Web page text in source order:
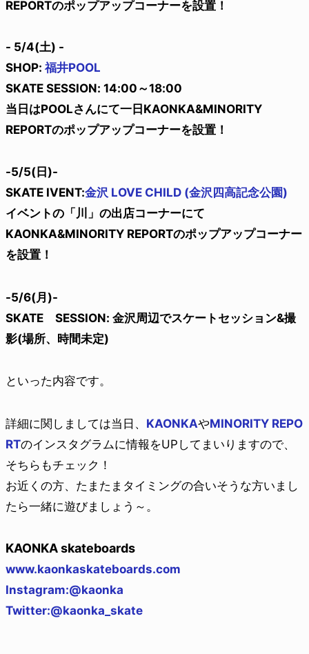
REPORTのポップアップコーナーを設置！
- 5/4(土) -
SHOP: 福井POOL
SKATE SESSION: 14:00～18:00
当日はPOOLさんにて一日KAONKA&MINORITY
REPORTのポップアップコーナーを設置！
-5/5(日)-
SKATE IVENT:金沢 LOVE CHILD (金沢四高記念公園)
イベントの「川」の出店コーナーにて
KAONKA&MINORITY REPORTのポップアップコーナー
を設置！
-5/6(月)-
SKATE SESSION: 金沢周辺でスケートセッション&撮
影(場所、時間未定)
といった内容です。
詳細に関しましては当日、 KAONKAやMINORITY REPO
RTのインスタグラムに情報をUPしてまいりますので、
そちらもチェック！
お近くの方、たまたまタイミングの合いそうな方いまし
たら一緒に遊びましょう～。
KAONKA skateboards
www.kaonkaskateboards.com
Instagram:@kaonka
Twitter:@kaonka_skate